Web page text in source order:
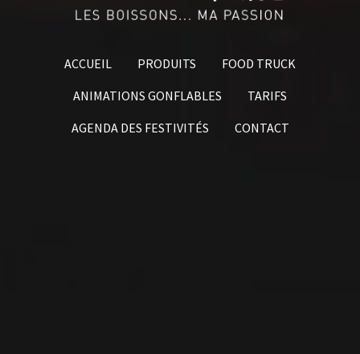
ACCUEIL PRODUITS
FOOD TRUCK
ANIMATIONS GONFLABLES
TARIFS
AGENDA DES FESTIVITÉS
CONTACT